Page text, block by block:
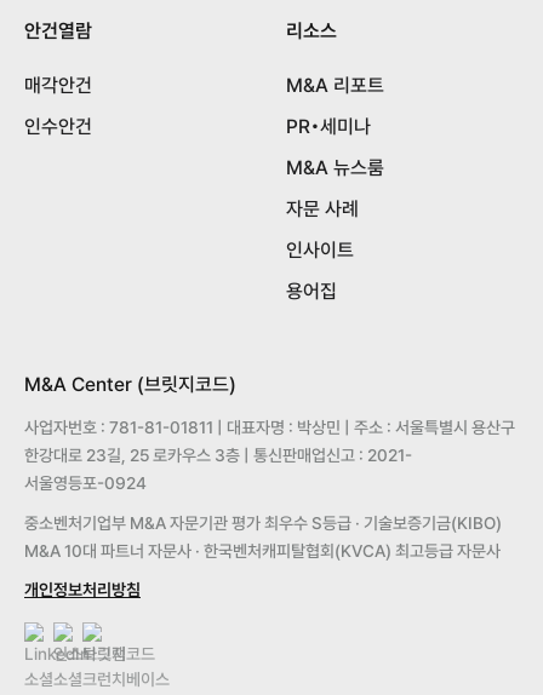
안건열람
매각안건
인수안건
리소스
M&A 리포트
PR•세미나
M&A 뉴스룸
자문 사례
인사이트
용어집
M&A Center (브릿지코드)
사업자번호 : 781-81-01811 | 대표자명 : 박상민 | 주소 : 서울특별시 용산구
한강대로 23길, 25 로카우스 3층 | 통신판매업신고 : 2021-
서울영등포-0924
중소벤처기업부 M&A 자문기관 평가 최우수 S등급 · 기술보증기금(KIBO)
M&A 10대 파트너 자문사 · 한국벤처캐피탈협회(KVCA) 최고등급 자문사
개인정보처리방침